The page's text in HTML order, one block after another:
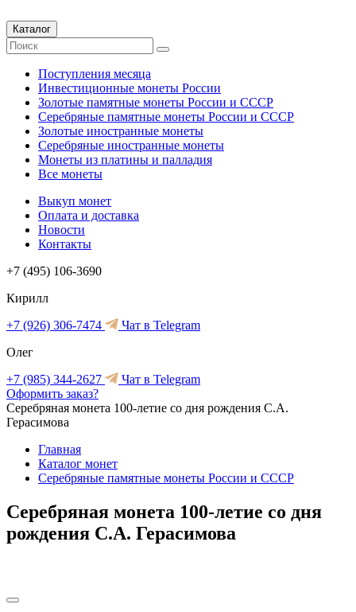
Каталог
Поступления месяца
Инвестиционные монеты России
Золотые памятные монеты России и СССР
Серебряные памятные монеты России и СССР
Золотые иностранные монеты
Серебряные иностранные монеты
Монеты из платины и палладия
Все монеты
Выкуп монет
Оплата и доставка
Новости
Контакты
+7 (495) 106-3690
Кирилл
+7 (926) 306-7474
Чат в Telegram
Олег
+7 (985) 344-2627
Чат в Telegram
Оформить заказ?
Серебряная монета 100-летие со дня рождения С.А.
Герасимова
Главная
Каталог монет
Серебряные памятные монеты России и СССР
Серебряная монета 100-летие со дня
рождения С.А. Герасимова